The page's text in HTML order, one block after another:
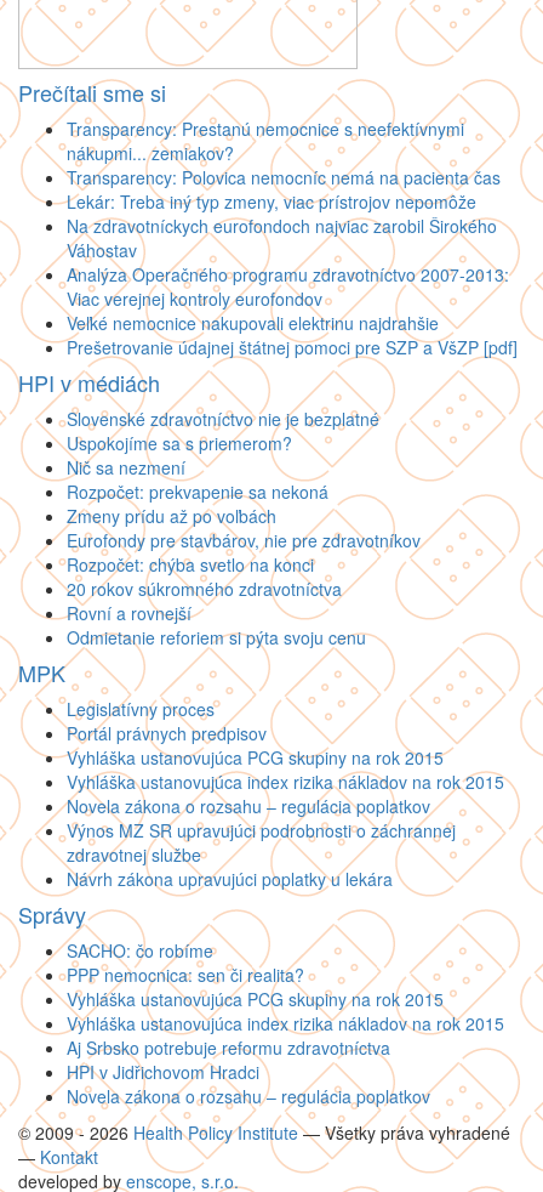
Prečítali sme si
Transparency: Prestanú nemocnice s neefektívnymi
nákupmi... zemiakov?
Transparency: Polovica nemocníc nemá na pacienta čas
Lekár: Treba iný typ zmeny, viac prístrojov nepomôže
Na zdravotníckych eurofondoch najviac zarobil Širokého
Váhostav
Analýza Operačného programu zdravotníctvo 2007-2013:
Viac verejnej kontroly eurofondov
Veľké nemocnice nakupovali elektrinu najdrahšie
Prešetrovanie údajnej štátnej pomoci pre SZP a VšZP [pdf]
HPI v médiách
Slovenské zdravotníctvo nie je bezplatné
Uspokojíme sa s priemerom?
Nič sa nezmení
Rozpočet: prekvapenie sa nekoná
Zmeny prídu až po voľbách
Eurofondy pre stavbárov, nie pre zdravotníkov
Rozpočet: chýba svetlo na konci
20 rokov súkromného zdravotníctva
Rovní a rovnejší
Odmietanie reforiem si pýta svoju cenu
MPK
Legislatívny proces
Portál právnych predpisov
Vyhláška ustanovujúca PCG skupiny na rok 2015
Vyhláška ustanovujúca index rizika nákladov na rok 2015
Novela zákona o rozsahu – regulácia poplatkov
Výnos MZ SR upravujúci podrobnosti o záchrannej
zdravotnej službe
Návrh zákona upravujúci poplatky u lekára
Správy
SACHO: čo robíme
PPP nemocnica: sen či realita?
Vyhláška ustanovujúca PCG skupiny na rok 2015
Vyhláška ustanovujúca index rizika nákladov na rok 2015
Aj Srbsko potrebuje reformu zdravotníctva
HPI v Jidřichovom Hradci
Novela zákona o rozsahu – regulácia poplatkov
© 2009 - 2026 Health Policy Institute — Všetky práva vyhradené
— Kontakt
developed byenscope, s.r.o.